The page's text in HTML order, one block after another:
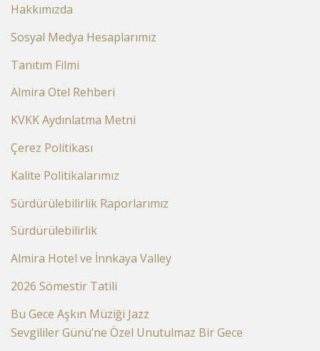
Hakkımızda
Sosyal Medya Hesaplarımız
Tanıtım Filmi
Almira Otel Rehberi
KVKK Aydınlatma Metni
Çerez Politikası
Kalite Politikalarımız
Sürdürülebilirlik Raporlarımız
Sürdürülebilirlik
Almira Hotel ve İnnkaya Valley
2026 Sömestir Tatili
Bu Gece Aşkın Müziği Jazz
Sevgililer Günü’ne Özel Unutulmaz Bir Gece